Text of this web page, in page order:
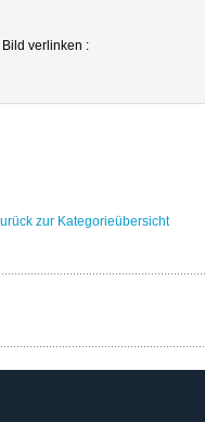
Bild verlinken :
zur Kategorieübersicht